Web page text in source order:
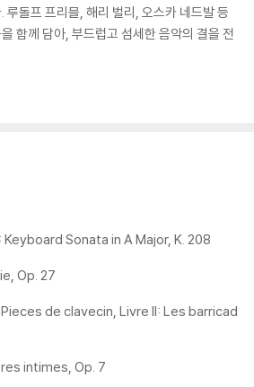
루돌프 프리믈, 해리 벌리, 오스카 네드발 등
함께 담아, 부드럽고 섬세한 음악의 결을 전
Sonata in A Major, K. 208
Op. 27
de clavecin, Livre II: Les barricad
intimes, Op. 7